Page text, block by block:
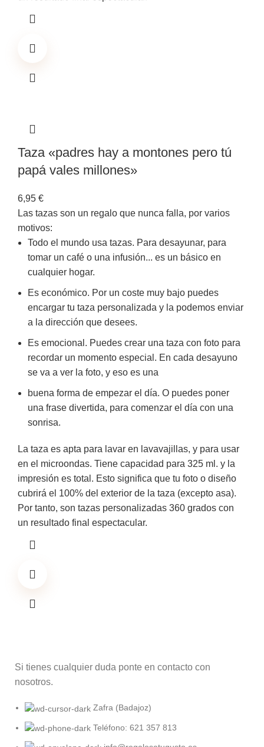
Taza «padres hay a montones pero tú
papá vales millones»
6,95 €
Las tazas son un regalo que nunca falla, por varios
motivos:
Todo el mundo usa tazas. Para desayunar, para
tomar un café o una infusión... es un básico en
cualquier hogar.
Es económico. Por un coste muy bajo puedes
encargar tu taza personalizada y la podemos enviar
a la dirección que desees.
Es emocional. Puedes crear una taza con foto para
recordar un momento especial. En cada desayuno
se va a ver la foto, y eso es una
buena forma de empezar el día. O puedes poner
una frase divertida, para comenzar el día con una
sonrisa.
La taza es apta para lavar en lavavajillas, y para usar
en el microondas. Tiene capacidad para 325 ml. y la
impresión es total. Esto significa que tu foto o diseño
cubrirá el 100% del exterior de la taza (excepto asa).
Por tanto, son tazas personalizadas 360 grados con
un resultado final espectacular.
Si tienes cualquier duda ponte en contacto con
nosotros.
Zafra (Badajoz)
Teléfono: 621 357 813